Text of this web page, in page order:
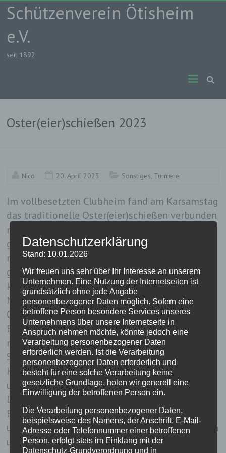
SkipSchützenverein Ötisheim
e.V.
seit 1892
Oster(eier)schießen 2023
Nico 20. April 2023 Sonstiges, Turniere
Im vollbesetzten Clubheim fand am Karsamstag
das traditionelle Oster(eier)schießen verbunden
mit einem Großkaliber-Wettbewerb statt. Die
gespendeten Ostereier konnten durch treffen
mit dem Luftgewehr auf eine Scheibe
gewonnen werden und waren innerhalb
kürzester Zeit weg, viele Schützen aber auch
Nichtschützen machten von dem Angebot
Gebrauch.
Beim Großkaliber-Wettbewerb wurde der Sieger
nur unter den Anwesenden und Berechtigten
Schützen ermittelt.
Hier gewann Marco Essig vor Volker Trautmann
und Bernd Essig.
Diese Wettbewerbe sind wichtig um der
Bevölkerung zu verdeutlichen, dass es sich hier
um eine Sportart handelt, bei der Konzentration
und Können gefragt sind und nicht herum
Datenschutzerklärung
Stand: 10.01.2026
Wir freuen uns sehr über Ihr Interesse an unserem
Unternehmen. Eine Nutzung der Internetseiten ist
grundsätzlich ohne jede Angabe
personenbezogener Daten möglich. Sofern eine
betroffene Person besondere Services unseres
Unternehmens über unsere Internetseite in
Anspruch nehmen möchte, könnte jedoch eine
Verarbeitung personenbezogener Daten
erforderlich werden. Ist die Verarbeitung
personenbezogener Daten erforderlich und
besteht für eine solche Verarbeitung keine
gesetzliche Grundlage, holen wir generell eine
Einwilligung der betroffenen Person ein.
Die Verarbeitung personenbezogener Daten,
beispielsweise des Namens, der Anschrift, E-Mail-
Adresse oder Telefonnummer einer betroffenen
Person, erfolgt stets im Einklang mit der
Datenschutz-Grundverordnung und in